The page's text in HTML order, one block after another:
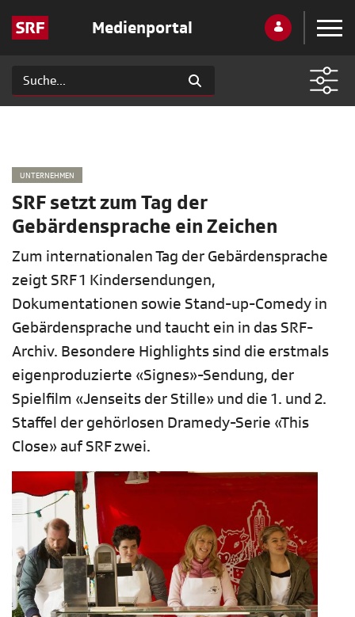
Medienportal
UNTERNEHMEN
SRF setzt zum Tag der
Gebärdensprache ein Zeichen
Zum internationalen Tag der Gebärdensprache
zeigt SRF 1 Kindersendungen,
Dokumentationen sowie Stand-up-Comedy in
Gebärdensprache und taucht ein in das SRF-
Archiv. Besondere Highlights sind die erstmals
eigenproduzierte «Signes»-Sendung, der
Spielfilm «Jenseits der Stille» und die 1. und 2.
Staffel der gehörlosen Dramedy-Serie «This
Close» auf SRF zwei.